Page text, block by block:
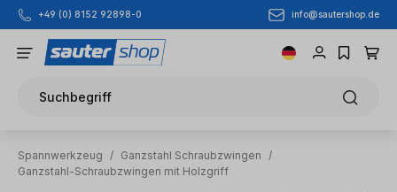
Zum Hauptinhalt springen
+49 (0) 8152 92898-0 info@sautershop.de
Suchbegriff
Spannwerkzeug / Ganzstahl Schraubzwingen
/
Ganzstahl-Schraubzwingen mit Holzgriff